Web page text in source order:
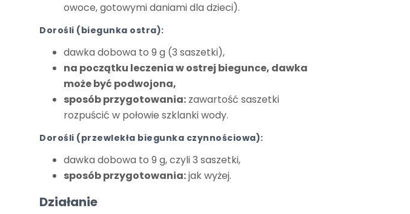
owoce, gotowymi daniami dla dzieci).
Dorośli (biegunka ostra):
dawka dobowa to 9 g (3 saszetki),
na początku leczenia w ostrej biegunce, dawka
może być podwojona,
sposób przygotowania: zawartość saszetki
rozpuścić w połowie szklanki wody.
Dorośli (przewlekła biegunka czynnościowa):
dawka dobowa to 9 g, czyli 3 saszetki,
sposób przygotowania:jak wyżej.
Działanie